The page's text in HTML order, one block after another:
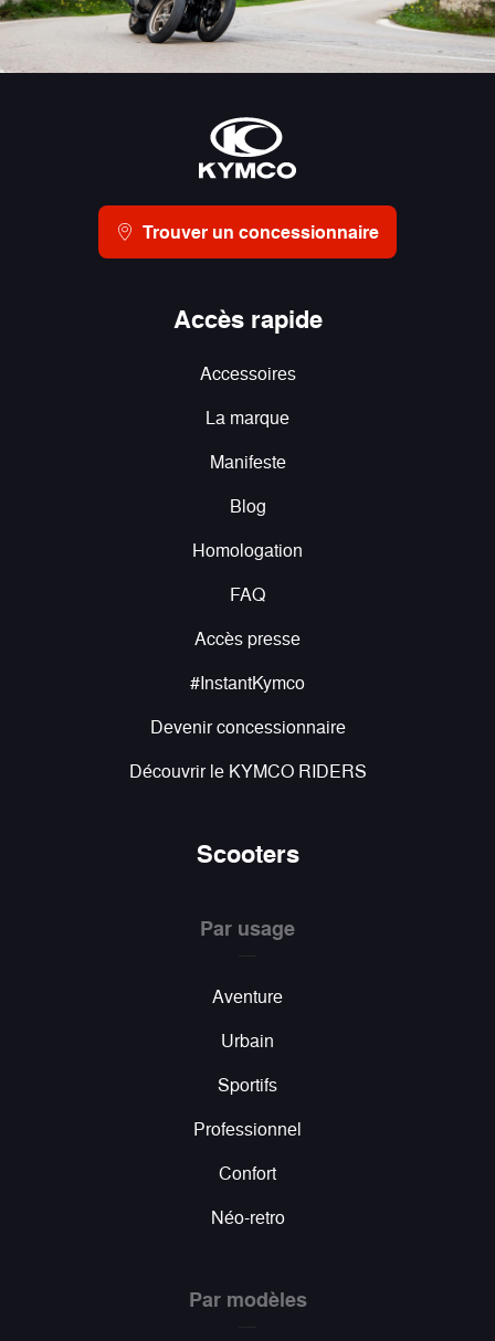
Trouver un concessionnaire
Accès rapide
Accessoires
La marque
Manifeste
Blog
Homologation
FAQ
Accès presse
#InstantKymco
Devenir concessionnaire
Découvrir le KYMCO RIDERS
Scooters
Par usage
Aventure
Urbain
Sportifs
Professionnel
Confort
Néo-retro
Par modèles